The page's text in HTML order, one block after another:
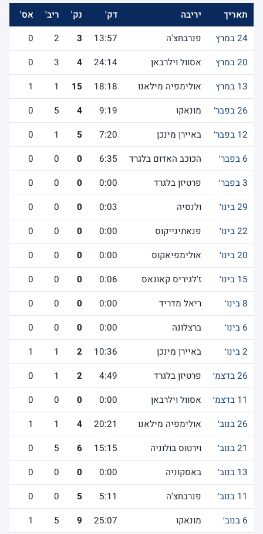
תאריך יריבה דק' נק' ריב' אס'
24 במרץ
פנרבחצ'ה 13:57
3
2
0
20 במרץ
אסוול וילרבאן 24:14
4
3
0
13 במרץ
אולימפיה מילאנו 18:18
15
1
1
26 בפבר׳
מונאקו 9:19
4
5
0
12 בפבר׳
באיירן מינכן 7:20
5
1
0
6 בפבר׳
הכוכב האדום בלגרד 6:35
0
0
0
3 בפבר׳
פרטיזן בלגרד 0:00
0
0
0
29 בינו׳
ולנסיה 0:03
0
0
0
22 בינו׳
פנאתינייקוס 0:00
0
0
0
20 בינו׳
אולימפיאקוס 0:00
0
0
0
15 בינו׳
ז'לגיריס קאונאס 0:06
0
0
0
8 בינו׳
ריאל מדריד 0:00
0
0
0
6 בינו׳
ברצלונה 0:00
0
0
0
2 בינו׳
באיירן מינכן 10:36
2
1
1
26 בדצמ׳
פרטיזן בלגרד 4:49
2
1
0
11 בדצמ׳
אסוול וילרבאן 0:00
0
0
0
26 בנוב׳
אולימפיה מילאנו 20:21
4
1
1
21 בנוב׳
וירטוס בולוניה 15:15
6
5
0
13 בנוב׳
באסקוניה 0:00
0
0
0
11 בנוב׳
פנרבחצ'ה 5:11
5
0
0
6 בנוב׳
מונאקו 25:07
9
5
1